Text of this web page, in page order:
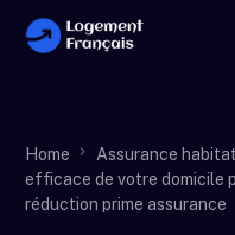
Home
Assurance
efficace de votre domicile
réduction prime assurance